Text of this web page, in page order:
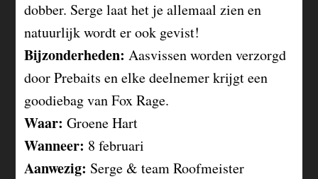
dobber. Serge laat het je allemaal zien en
natuurlijk wordt er ook gevist!
Bijzonderheden:Aasvissen worden verzorgd
door Prebaits en elke deelnemer krijgt een
goodiebag van Fox Rage.
Waar: Groene Hart
Wanneer: 8 februari
Aanwezig: Serge & team Roofmeister